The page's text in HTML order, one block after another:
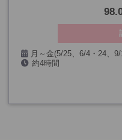
月～金(5/25、6/4・24、
31、1/1・6、3/26・29を除く)
約4時間